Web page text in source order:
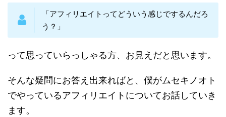
「アフィリエイトってどういう感じでするんだろ
う？」
って思っていらっしゃる方、お見えだと思います。
そんな疑問にお答え出来ればと、僕がムセキノオト
でやっているアフィリエイトについてお話していき
ます。